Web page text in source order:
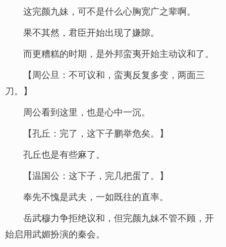
这完颜九妹，可不是什么心胸宽广之辈啊。
果不其然，君臣开始出现了嫌隙。
而更糟糕的时期，是外邦蛮夷开始主动议和了。
【周公旦：不可议和，蛮夷反复多变，两面三
刀。】
周公看到这里，也是心中一沉。
【孔丘：完了，这下子鹏举危矣。】
孔丘也是有些麻了。
【温国公：这下子，完几把蛋了。】
奉先不愧是武夫，一如既往的直率。
岳武穆力争拒绝议和，但完颜九妹不管不顾，开
始启用武媚扮演的秦会。